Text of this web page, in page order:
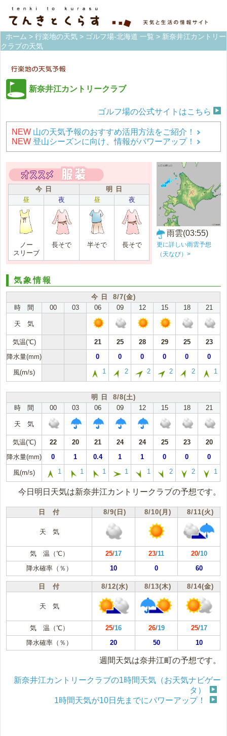
ホーム > 行楽地の天気 > ゴルフ場-北海道 一覧 > 新奈井江カントリー
クラブの天気
新奈井江カントリークラブ
ゴルフ場の公式サイトはこちら
NEW 山の天気予報のおすすめ活用方法をご紹介！
NEW 登山シーズンに向け、情報がパワーアップ！
今 日
明 日
昼
夜 昼 夜
ノー
スリーブ
長そで 半そで 長そで
雨雲(03:55)
更に詳しい雨雲予想
（天なび）>
気象情報
今 日 8/7(金)
時 間
00 03 06 09 12 15 18 21
天 気
気温(℃) 21 25 28 29 25
23
降水量(mm)
0 0 0 0 0 0
風(m/s) 1 2 2 2 2 1
明 日 8/8(土)
時 間
00 03 06 09 12 15 18 21
天 気
気温(℃) 22 20 21 24 24 25 23
20
降水量(mm)
0 1 0.4 1 1 0 0 0
風(m/s) 1 1 1 1 1 2 2 1
今日明日天気は新奈井江カントリークラブの予想です。
日 付 8/9(日) 8/10(月) 8/11(火)
天 気
気 温（℃） 25/17 23/11 20/10
降水確率（％）
10 0 60
日 付 8/12(水) 8/13(木) 8/14(金)
天 気
気 温（℃） 25/16 26/19 25/17
降水確率（％）
20 50 10
週間天気は奈井江町の予想です。
新奈井江カントリークラブの1時間天気（お天気ナビゲー
タ）
1時間天気が10日先までにパワーアップ！